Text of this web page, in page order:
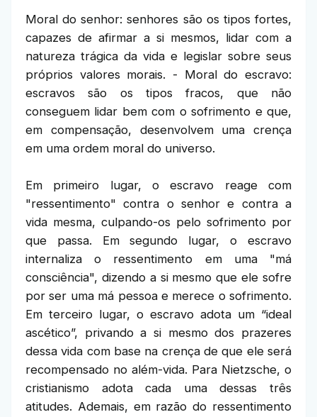
Moral do senhor: senhores são os tipos fortes,
capazes de afirmar a si mesmos, lidar com a
natureza trágica da vida e legislar sobre seus
próprios valores morais. - Moral do escravo:
escravos são os tipos fracos, que não
conseguem lidar bem com o sofrimento e que,
em compensação, desenvolvem uma crença
em uma ordem moral do universo.
Em primeiro lugar, o escravo reage com
"ressentimento" contra o senhor e contra a
vida mesma, culpando-os pelo sofrimento por
que passa. Em segundo lugar, o escravo
internaliza o ressentimento em uma "má
consciência", dizendo a si mesmo que ele sofre
por ser uma má pessoa e merece o sofrimento.
Em terceiro lugar, o escravo adota um “ideal
ascético”, privando a si mesmo dos prazeres
dessa vida com base na crença de que ele será
recompensado no além-vida. Para Nietzsche, o
cristianismo adota cada uma dessas três
atitudes. Ademais, em razão do ressentimento